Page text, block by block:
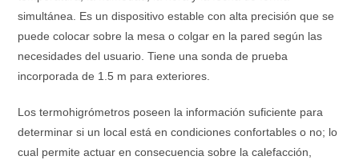
simultánea. Es un dispositivo estable con alta precisión que se
puede colocar sobre la mesa o colgar en la pared según las
necesidades del usuario. Tiene una sonda de prueba
incorporada de 1.5 m para exteriores.
Los termohigrómetros poseen la información suficiente para
determinar si un local está en condiciones confortables o no; lo
cual permite actuar en consecuencia sobre la calefacción,